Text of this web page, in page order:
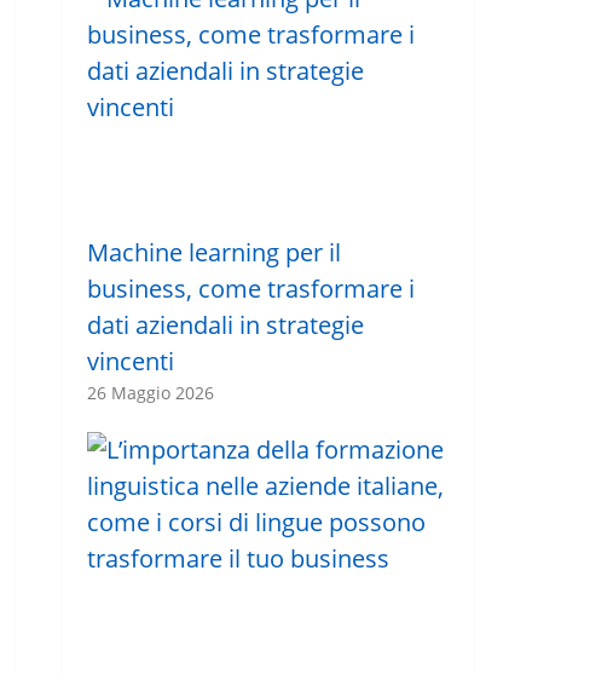
Machine learning per il
business, come trasformare i
dati aziendali in strategie
vincenti
26 Maggio 2026